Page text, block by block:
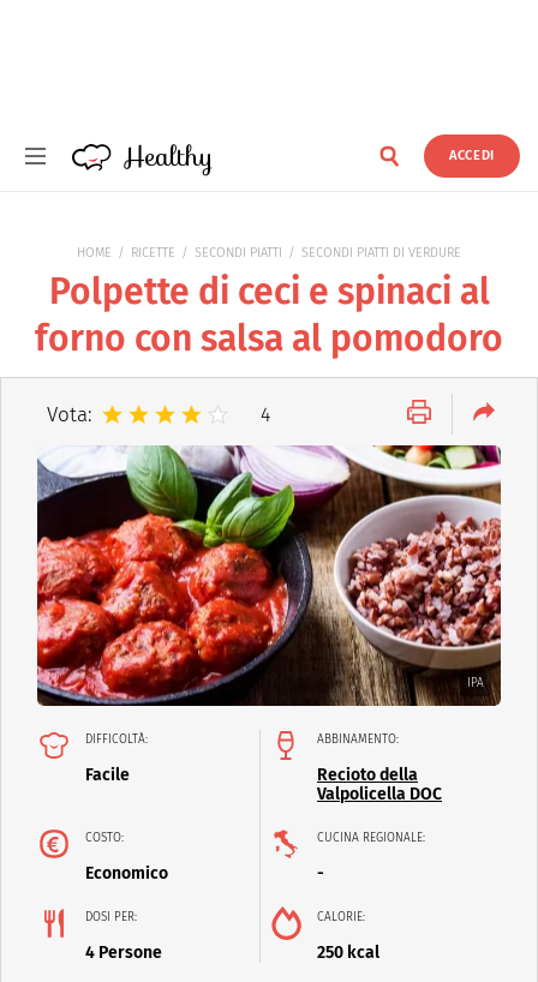
Healthy
Healthy ACCEDI
HOME RICETTE SECONDI PIATTI SECONDI PIATTI DI VERDURE
Polpette di ceci e spinaci al
forno con salsa al pomodoro
Vota: 4
IPA
DIFFICOLTÀ:
Facile
ABBINAMENTO:
Recioto della
Valpolicella DOC
COSTO:
Economico
CUCINA REGIONALE:
-
DOSI PER:
4 Persone
CALORIE:
250 kcal